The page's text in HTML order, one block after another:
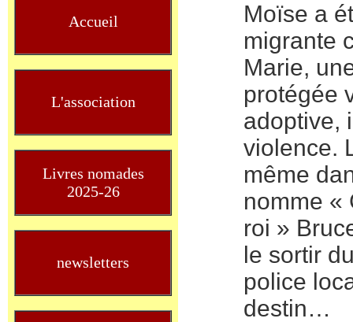
Accueil
L'association
Livres nomades
2025-26
newsletters
Moïse a
migrante
Marie,
protégée
adoptive,
violence.
même
nomme «
roi »
le sortir
police
destin…